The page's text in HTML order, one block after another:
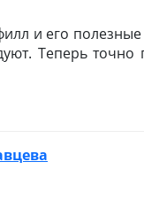
и его полезные
Теперь точно